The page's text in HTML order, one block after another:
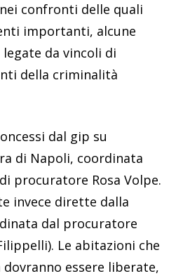
confronti delle quali
importanti, alcune
da vincoli di
della criminalità
dal gip su
di Napoli, coordinata
procuratore Rosa Volpe.
invece dirette dalla
dal procuratore
Le abitazioni che
essere liberate,